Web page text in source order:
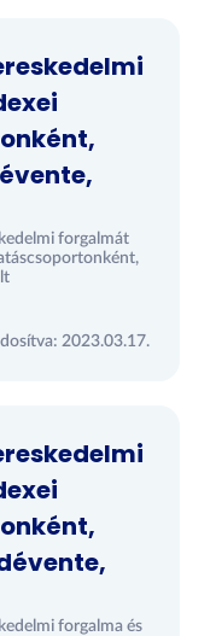
forgalmát
2023.03.17.
forgalma és